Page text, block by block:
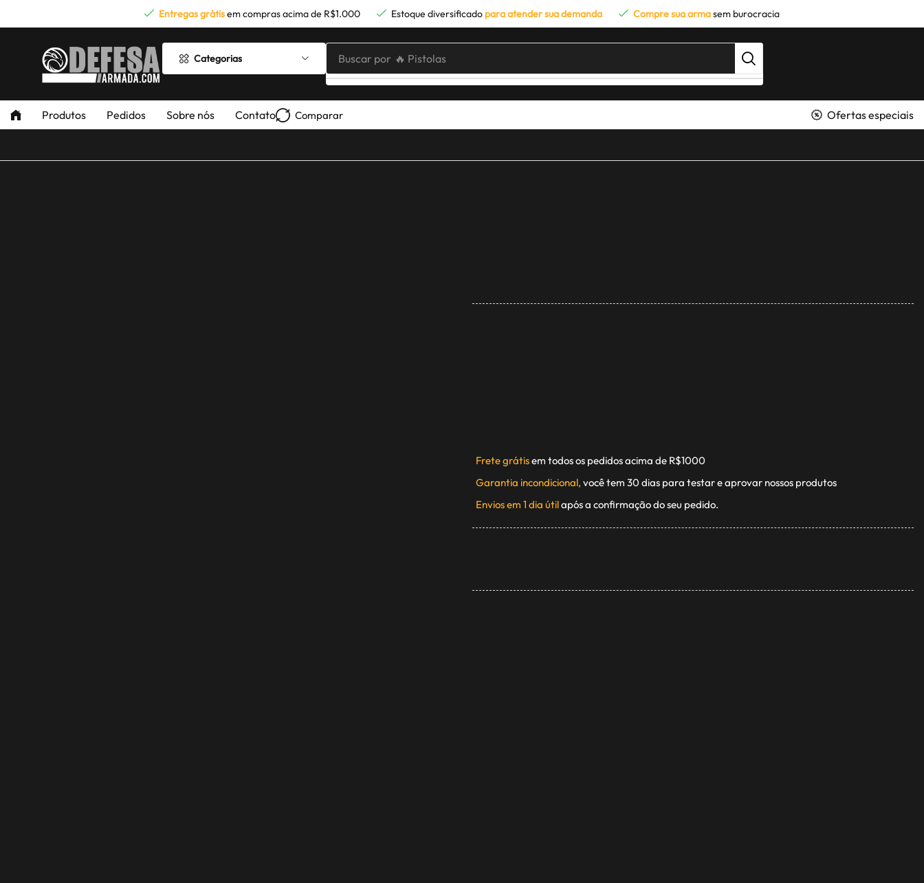
Entregas grátisem compras acima de R$1.000 Estoque diversificado para atender sua demanda Compre sua armasem burocracia
Categorias Buscar por 🔥 Pistolas
Produtos Pedidos Sobre nós Contato Comparar Ofertas especiais
Frete grátisem todos os pedidos acima de R$1000
Garantia incondicional, você tem 30 dias para testar e aprovar nossos produtos
Envios em 1 dia útilapós a confirmação do seu pedido.